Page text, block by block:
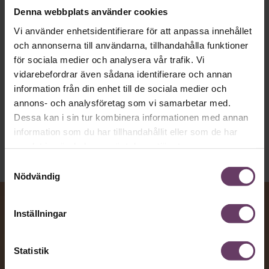
Denna webbplats använder cookies
Vi använder enhetsidentifierare för att anpassa innehållet
och annonserna till användarna, tillhandahålla funktioner
för sociala medier och analysera vår trafik. Vi
vidarebefordrar även sådana identifierare och annan
information från din enhet till de sociala medier och
annons- och analysföretag som vi samarbetar med.
Dessa kan i sin tur kombinera informationen med annan
information som du har tillhandahållit eller som de har
Nödvändig
Inställningar
Statistik
artighetsfraser, men gärna stavfel – vara
vägen för den som vill nå fram till
toppcheferna?
Kommunikation
Text:Fredrik Kullberg
Publicerad2026-08-07